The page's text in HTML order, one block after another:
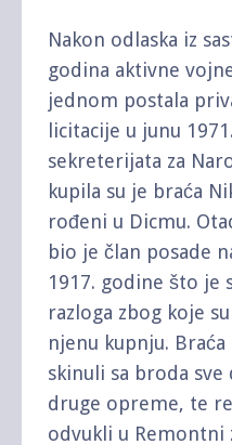
Nakon odlaska iz
godina aktivne
jednom postala
licitacije u junu
sekreterijata za
kupila su je braća
rođeni u Dicmu.
bio je član posade
1917. godine što je
razloga zbog koje
njenu kupnju.
skinuli sa broda
druge opreme, te
odvukli u Remontni